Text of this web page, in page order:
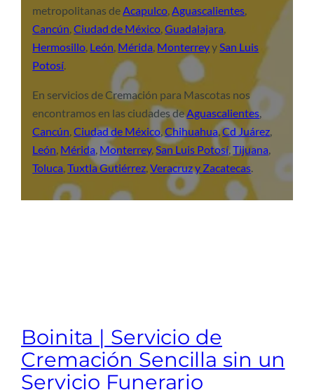
metropolitanas deAcapulco,Aguascalientes,
Cancún,Ciudad de México,Guadalajara,
Hermosillo, León, Mérida, MonterreyySan Luis
Potosí.
En servicios de Cremación para Mascotas nos
encontramos en las ciudades deAguascalientes,
Cancún,Ciudad de México,Chihuahua,Cd Juárez,
León, Mérida, Monterrey,San Luis Potosí,Tijuana,
Toluca,Tuxtla Gutiérrez,Veracruzy Zacatecas.
Boinita | Servicio de
Cremación Sencilla sin un
Servicio Funerario